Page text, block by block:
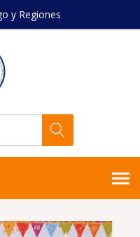
y Regiones